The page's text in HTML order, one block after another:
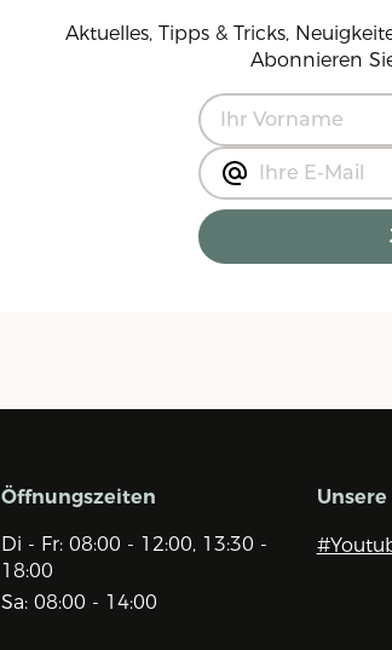
Aktuelles, Tipps & Tricks,
Abonnieren
Öffnungszeiten
Di - Fr: 08:00 - 12:00, 13:30 -
18:00
Sa: 08:00 - 14:00